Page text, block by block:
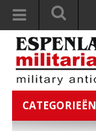
CATEGORIEËN